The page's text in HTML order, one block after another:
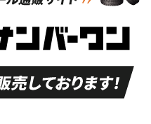
S
新車外し品（新古
付き
A
走行距離も少なく、
非常に状態の良い中
古品